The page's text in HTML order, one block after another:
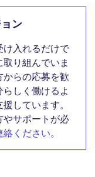
ン
け入れるだけで
り組んでいま
らの応募を歓
しく働けるよ
しています。
やサポートが必
絡ください。